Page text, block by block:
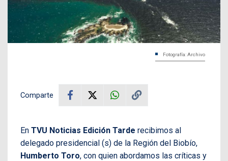
Fotografía: Archivo
Comparte
En TVU Noticias Edición Tarde recibimos al
delegado presidencial (s) de la Región del Biobío,
Humberto Toro, con quien abordamos las críticas y